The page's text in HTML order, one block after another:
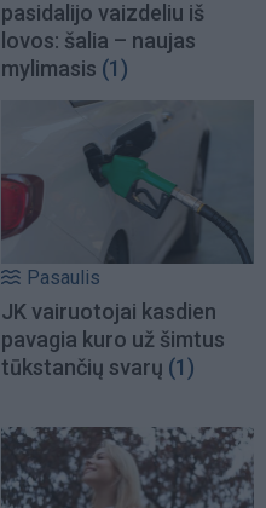
pasidalijo vaizdeliu iš
lovos: šalia – naujas
mylimasis (1)
Pasaulis
JK vairuotojai kasdien
pavagia kuro už šimtus
tūkstančių svarų (1)